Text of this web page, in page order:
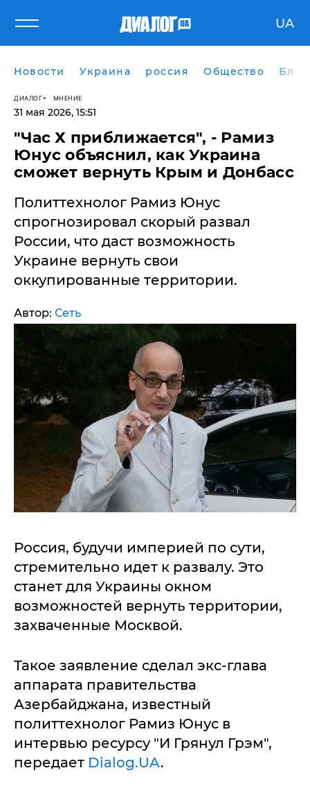
UA
Новости Украина россия Общество
ДИАЛОГ МНЕНИЕ
31 мая 2026, 15:51
"Час Х приближается", - Рамиз
Юнус объяснил, как Украина
сможет вернуть Крым и Донбасс
Политтехнолог Рамиз Юнус
спрогнозировал скорый развал
России, что даст возможность
Украине вернуть свои
оккупированные территории.
Автор: Сеть
Россия, будучи империей по сути,
стремительно идет к развалу. Это
станет для Украины окном
возможностей вернуть территории,
захваченные Москвой.
Такое заявление сделал экс-глава
аппарата правительства
Азербайджана, известный
политтехнолог Рамиз Юнус в
интервью ресурсу "И Грянул Грэм",
передает Dialog.UA.